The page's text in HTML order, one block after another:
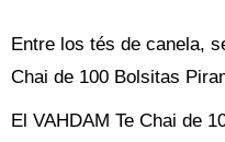
Entre los tés de canela,
Chai de 100 Bolsitas
El VAHDAM Te Chai de